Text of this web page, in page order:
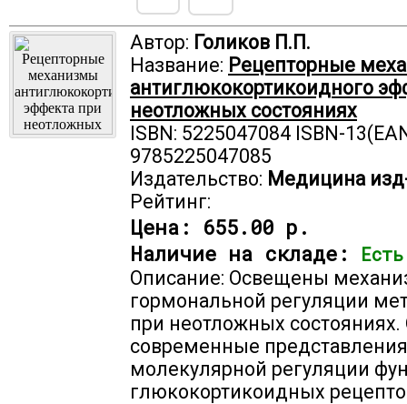
Автор: Голиков П.П.
Название: Рецепторные
антиглюкокортикоидного
неотложных состояниях
ISBN: 5225047084 ISBN-
9785225047085
Издательство: Медицина
Рейтинг:
Цена: 655.00 р.
Наличие на складе:
Есть
Описание: Освещены
гормональной регуляции
при неотложных
современные
молекулярной регуляции
глюкокортикоидных